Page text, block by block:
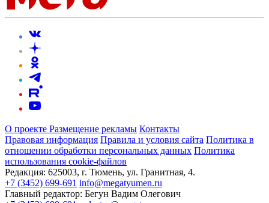
О проекте Размещение рекламы Контакты
Правовая информация Правила и условия сайта Политика в
отношении обработки персональных данных Политика
использования cookie-файлов
Редакция: 625003, г. Тюмень, ул. Гранитная, 4.
+7 (3452) 699-691 info@megatyumen.ru
Главный редактор: Бегун Вадим Олегович